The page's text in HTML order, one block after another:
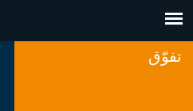
تفوّق